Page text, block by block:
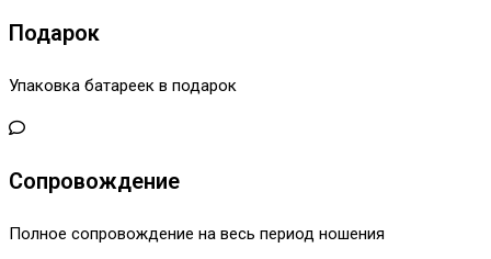
Подарок
Упаковка батареек в подарок
Сопровождение
Полное сопровождение на весь период ношения